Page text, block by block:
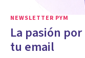
NEWSLETTER PYM
La pasión
tu email